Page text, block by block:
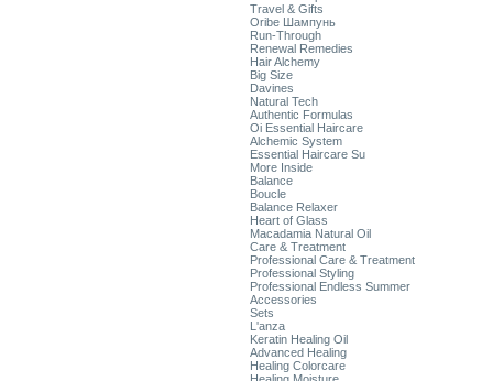
Travel & Gifts
Oribe Шампунь
Run-Through
Renewal Remedies
Hair Alchemy
Big Size
Davines
Natural Tech
Authentic Formulas
Oi Essential Haircare
Alchemic System
Essential Haircare Su
More Inside
Balance
Boucle
Balance Relaxer
Heart of Glass
Macadamia Natural Oil
Care & Treatment
Professional Care & Treatment
Professional Styling
Professional Endless Summer
Accessories
Sets
L'anza
Keratin Healing Oil
Advanced Healing
Healing Colorcare